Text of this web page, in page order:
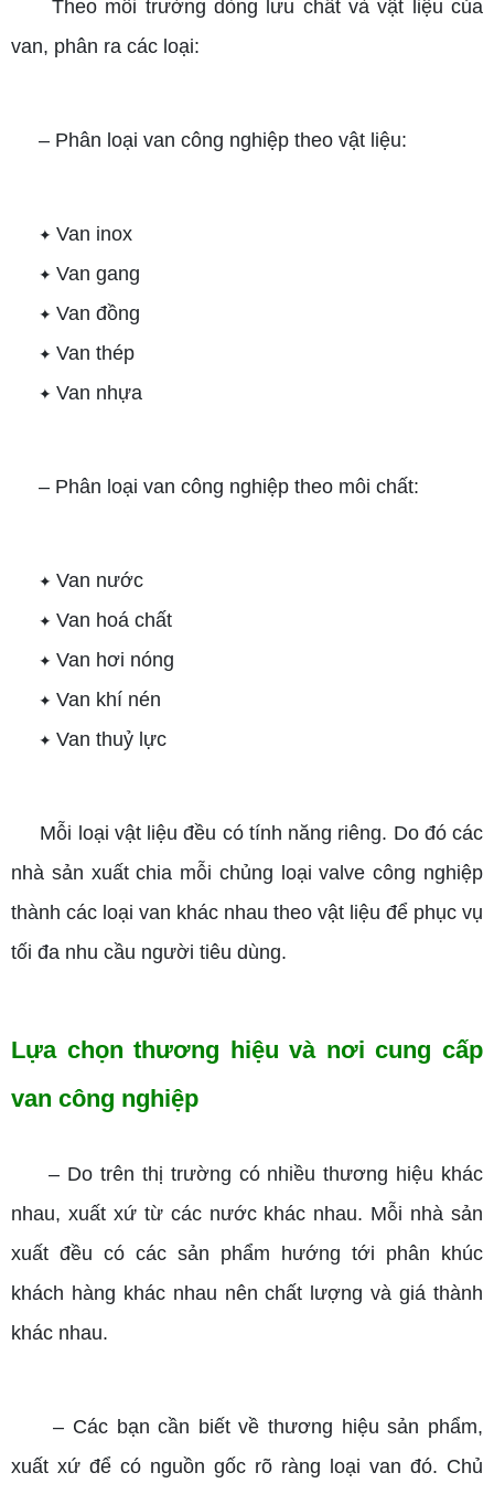
Theo môi trường dòng lưu chất và vật liệu của
van, phân ra các loại:
– Phân loại van công nghiệp theo vật liệu:
✦ Van inox
✦ Van gang
✦ Van đồng
✦ Van thép
✦ Van nhựa
– Phân loại van công nghiệp theo môi chất:
✦ Van nước
✦ Van hoá chất
✦ Van hơi nóng
✦ Van khí nén
✦ Van thuỷ lực
Mỗi loại vật liệu đều có tính năng riêng. Do đó các
nhà sản xuất chia mỗi chủng loại valve công nghiệp
thành các loại van khác nhau theo vật liệu để phục vụ
tối đa nhu cầu người tiêu dùng.
Lựa chọn thương hiệu và nơi cung cấp
van công nghiệp
– Do trên thị trường có nhiều thương hiệu khác
nhau, xuất xứ từ các nước khác nhau. Mỗi nhà sản
xuất đều có các sản phẩm hướng tới phân khúc
khách hàng khác nhau nên chất lượng và giá thành
khác nhau.
– Các bạn cần biết về thương hiệu sản phẩm,
xuất xứ để có nguồn gốc rõ ràng loại van đó. Chủ